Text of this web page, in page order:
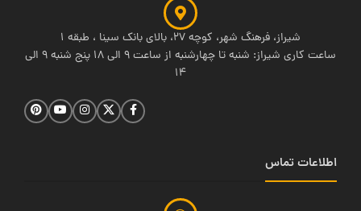
شیراز، فرهنگ شهر، کوچه 27، بالای بانک سینا ، طبقه 1
ساعت کاری شیراز: شنبه تا چهارشنبه از ساعت 9 الی 18 پنج شنبه 9 الی
14
اطلاعات تماس